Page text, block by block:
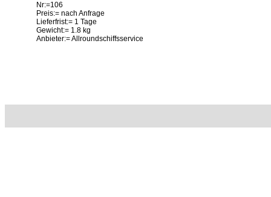
Nr:=106
Preis:= nach Anfrage
Lieferfrist:= 1 Tage
Gewicht:= 1.8 kg
Anbieter:= Allroundschiffsservice